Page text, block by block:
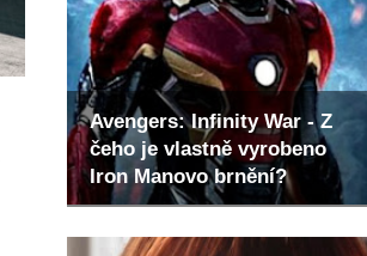
Avengers: Infinity War - Z
čeho je vlastně vyrobeno
Iron Manovo brnění?